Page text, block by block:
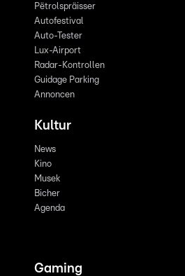
Pëtrolspräisser
Autofestival
Auto-Tester
Lux-Airport
Radar-Kontrollen
Guidage Parking
Annoncen
Kultur
News
Kino
Musek
Bicher
Agenda
Gaming